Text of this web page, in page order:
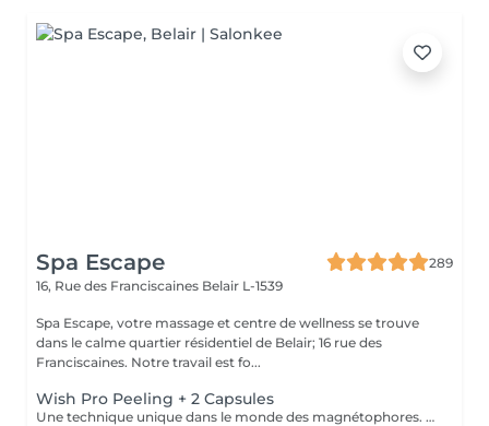
Spa Escape
289
16, Rue des Franciscaines Belair L-1539
Spa Escape, votre massage et centre de wellness se trouve
dans le calme quartier résidentiel de Belair; 16 rue des
Franciscaines. Notre travail est fo...
Wish Pro Peeling + 2 Capsules
Une technique unique dans le monde des magnétophores. Grâce à l'attraction des champs magnétiques encapsulés dans une mini machine tenue à la main, cette technique permet de forcer le passage des actifs cosmétiques à travers la barrière cutanée pour agir au cur des cellules. Résultat visible dès la première séance. Les capsules sont soigneusement choisies en fonction d'une consultation avec votre pour vos besoins spécifiques. Une peau d'apparence jeune sans injections !